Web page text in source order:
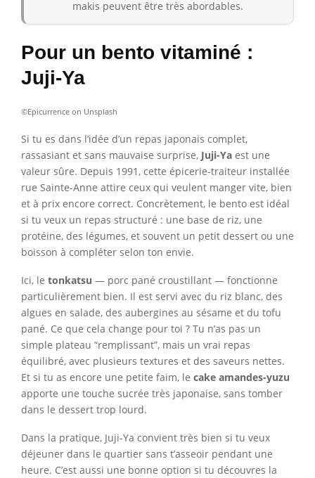
makis peuvent être très abordables.
Pour un bento vitaminé :
Juji-Ya
©Epicurrence on Unsplash
Si tu es dans l’idée d’un repas japonais complet,
rassasiant et sans mauvaise surprise, Juji-Ya est une
valeur sûre. Depuis 1991, cette épicerie-traiteur installée
rue Sainte-Anne attire ceux qui veulent manger vite, bien
et à prix encore correct. Concrètement, le bento est idéal
si tu veux un repas structuré : une base de riz, une
protéine, des légumes, et souvent un petit dessert ou une
boisson à compléter selon ton envie.
Ici, le tonkatsu — porc pané croustillant — fonctionne
particulièrement bien. Il est servi avec du riz blanc, des
algues en salade, des aubergines au sésame et du tofu
pané. Ce que cela change pour toi ? Tu n’as pas un
simple plateau “remplissant”, mais un vrai repas
équilibré, avec plusieurs textures et des saveurs nettes.
Et si tu as encore une petite faim, le cake amandes-yuzu
apporte une touche sucrée très japonaise, sans tomber
dans le dessert trop lourd.
Dans la pratique, Juji-Ya convient très bien si tu veux
déjeuner dans le quartier sans t’asseoir pendant une
heure. C’est aussi une bonne option si tu découvres la